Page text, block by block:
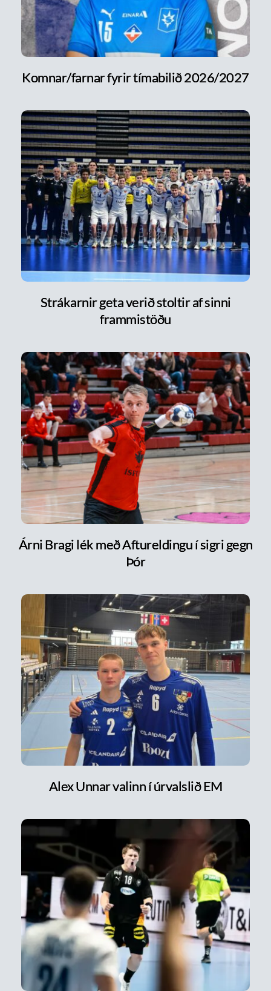
Komnar/farnar fyrir tímabilið 2026/2027
Strákarnir geta verið stoltir af sinni
frammistöðu
Árni Bragi lék með Aftureldingu í sigri gegn
Þór
Alex Unnar valinn í úrvalslið EM